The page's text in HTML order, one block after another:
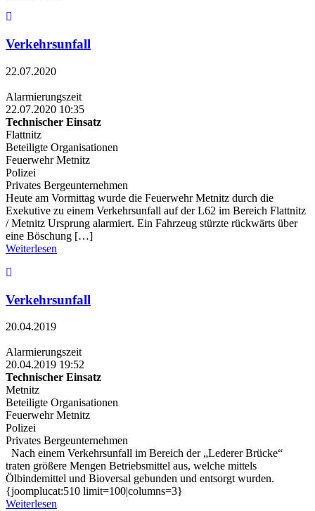
Verkehrsunfall
22.07.2020
Alarmierungszeit
22.07.2020 10:35
Technischer Einsatz
Flattnitz
Beteiligte Organisationen
Feuerwehr Metnitz
Polizei
Privates Bergeunternehmen
Heute am Vormittag wurde die Feuerwehr Metnitz durch die
Exekutive zu einem Verkehrsunfall auf der L62 im Bereich Flattnitz
/ Metnitz Ursprung alarmiert. Ein Fahrzeug stürzte rückwärts über
eine Böschung […]
Weiterlesen
Verkehrsunfall
20.04.2019
Alarmierungszeit
20.04.2019 19:52
Technischer Einsatz
Metnitz
Beteiligte Organisationen
Feuerwehr Metnitz
Polizei
Privates Bergeunternehmen
Nach einem Verkehrsunfall im Bereich der „Lederer Brücke“
traten größere Mengen Betriebsmittel aus, welche mittels
Ölbindemittel und Bioversal gebunden und entsorgt wurden.
{joomplucat:510 limit=100|columns=3}
Weiterlesen